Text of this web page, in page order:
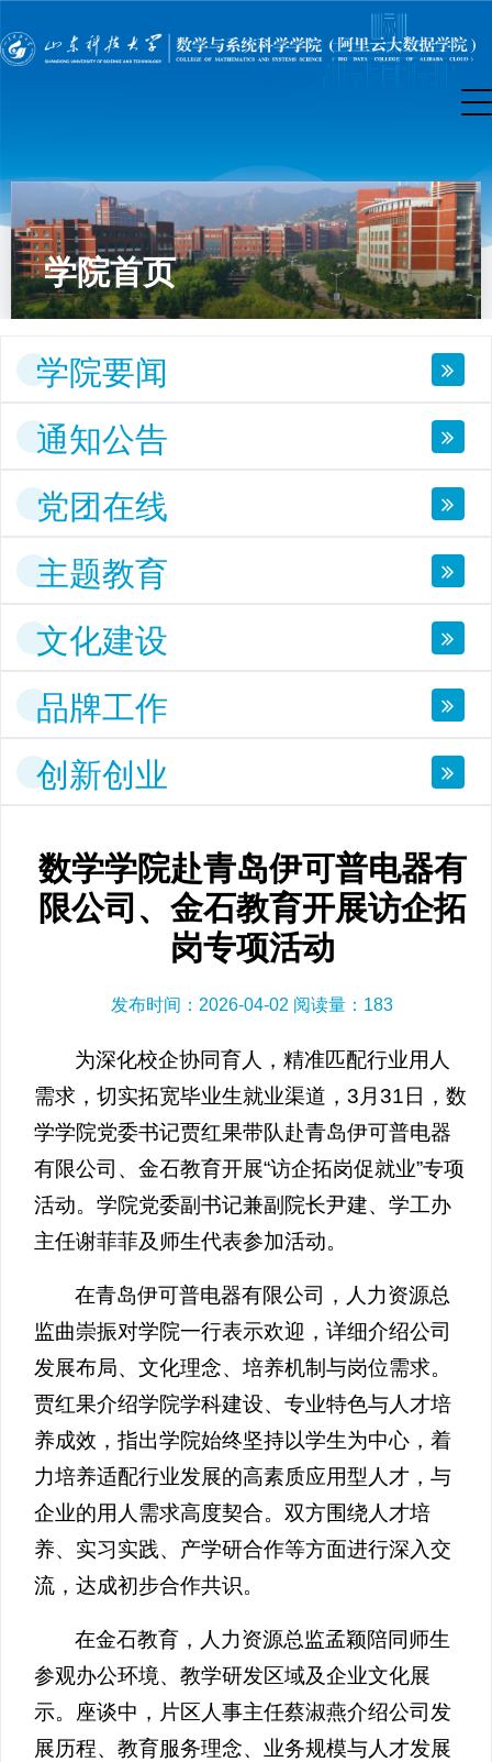
学院首页
学院要闻
通知公告
党团在线
主题教育
文化建设
品牌工作
创新创业
数学学院赴青岛伊可普电器有
限公司、金石教育开展访企拓
岗专项活动
发布时间：2026-04-02 阅读量： 183
为深化校企协同育人，精准匹配行业用人
需求，切实拓宽毕业生就业渠道，3月31日，数
学学院党委书记贾红果带队赴青岛伊可普电器
有限公司、金石教育开展“访企拓岗促就业”专项
活动。学院党委副书记兼副院长尹建、学工办
主任谢菲菲及师生代表参加活动。
在青岛伊可普电器有限公司，人力资源总
监曲崇振对学院一行表示欢迎，详细介绍公司
发展布局、文化理念、培养机制与岗位需求。
贾红果介绍学院学科建设、专业特色与人才培
养成效，指出学院始终坚持以学生为中心，着
力培养适配行业发展的高素质应用型人才，与
企业的用人需求高度契合。双方围绕人才培
养、实习实践、产学研合作等方面进行深入交
流，达成初步合作共识。
在金石教育，人力资源总监孟颖陪同师生
参观办公环境、教学研发区域及企业文化展
示。座谈中，片区人事主任蔡淑燕介绍公司发
展历程、教育服务理念、业务规模与人才发展